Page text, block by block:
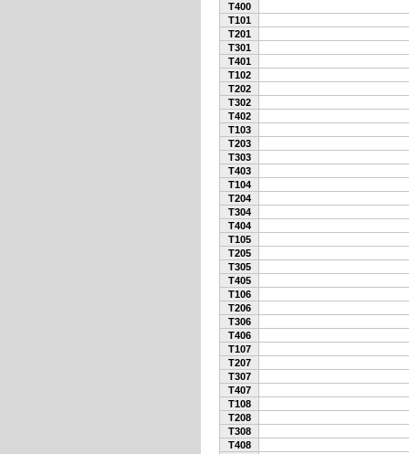
T400
T101
T201
T301
T401
T102
T202
T302
T402
T103
T203
T303
T403
T104
T204
T304
T404
T105
T205
T305
T405
T106
T206
T306
T406
T107
T207
T307
T407
T108
T208
T308
T408